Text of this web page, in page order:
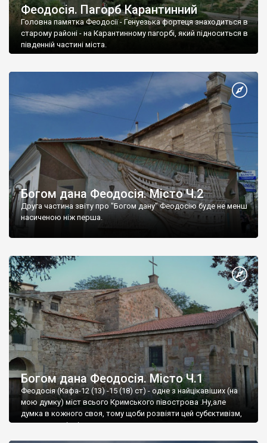
Феодосія. Пагорб Карантинний
Головна памятка Феодосії - Генуезька фортеця знаходиться в
старому районі - на Карантинному пагорбі, який підноситься в
південній частині міста.
Богом дана Феодосія. Місто Ч.2
Друга частина звіту про "Богом дану" Феодосію буде не менш
насиченою ніж перша.
Богом дана Феодосія. Місто Ч.1
Феодосія (Кафа-12 (13) -15 (18) ст) - одне з найцікавіших (на
мою думку) міст всього Кримського півострова .Ну,але
думка в кожного своя, тому щоби розвіяти цей субєктивізм,
запрошую відвідати це